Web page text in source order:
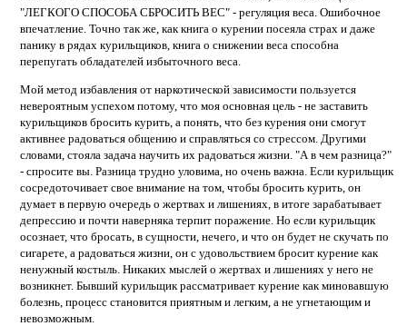
"ЛЕГКОГО СПОСОБА СБРОСИТЬ ВЕС" - регуляция веса. Ошибочное
впечатление. Точно так же, как книга о курении посеяла страх и даже
панику в рядах курильщиков, книга о снижении веса способна
перепугать обладателей избыточного веса.
Мой метод избавления от наркотической зависимости пользуется
невероятным успехом потому, что моя основная цель - не заставить
курильщиков бросить курить, а понять, что без курения они смогут
активнее радоваться общению и справляться со стрессом. Другими
словами, стояла задача научить их радоваться жизни. "А в чем разница?"
- спросите вы. Разница трудно уловима, но очень важна. Если курильщик
сосредоточивает свое внимание на том, чтобы бросить курить, он
думает в первую очередь о жертвах и лишениях, в итоге зарабатывает
депрессию и почти наверняка терпит поражение. Но если курильщик
осознает, что бросать, в сущности, нечего, и что он будет не скучать по
сигарете, а радоваться жизни, он с удовольствием бросит курение как
ненужный костыль. Никаких мыслей о жертвах и лишениях у него не
возникнет. Бывший курильщик рассматривает курение как миновавшую
болезнь, процесс становится приятным и легким, а не угнетающим и
невозможным.